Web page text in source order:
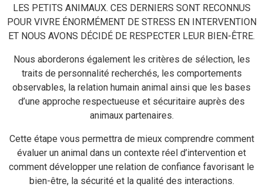
LES PETITS ANIMAUX. CES DERNIERS SONT RECONNUS
POUR VIVRE ÉNORMÉMENT DE STRESS EN INTERVENTION
ET NOUS AVONS DÉCIDÉ DE RESPECTER LEUR BIEN-ÊTRE.
Nous aborderons également les critères de sélection, les
traits de personnalité recherchés, les comportements
observables, la relation humain animal ainsi que les bases
d’une approche respectueuse et sécuritaire auprès des
animaux partenaires.
Cette étape vous permettra de mieux comprendre comment
évaluer un animal dans un contexte réel d’intervention et
comment développer une relation de confiance favorisant le
bien-être, la sécurité et la qualité des interactions.